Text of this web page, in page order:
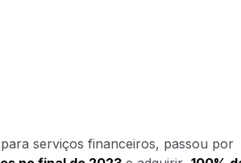
serviços financeiros, passou por